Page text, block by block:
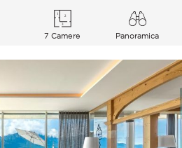
7 Camere
Panoramica